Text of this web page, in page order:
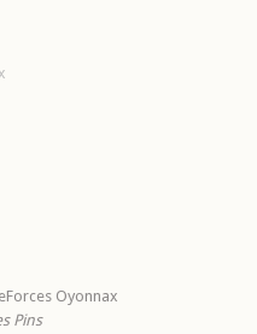
Oyonnax
Pins